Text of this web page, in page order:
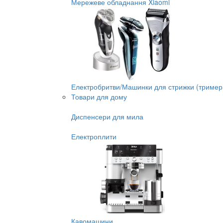
Мережеве обладнання Xiaomi
Електробритви/Машинки для стрижки
Товари для дому
Диспенсери для мила
Електроплити
Кавомашини